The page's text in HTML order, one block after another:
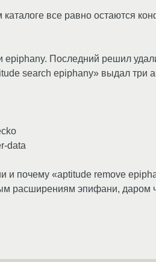
все равно остаются
Последний решил
search epiphany» выдал
data
почему «aptitudе remove
расширениям эпифани, даром